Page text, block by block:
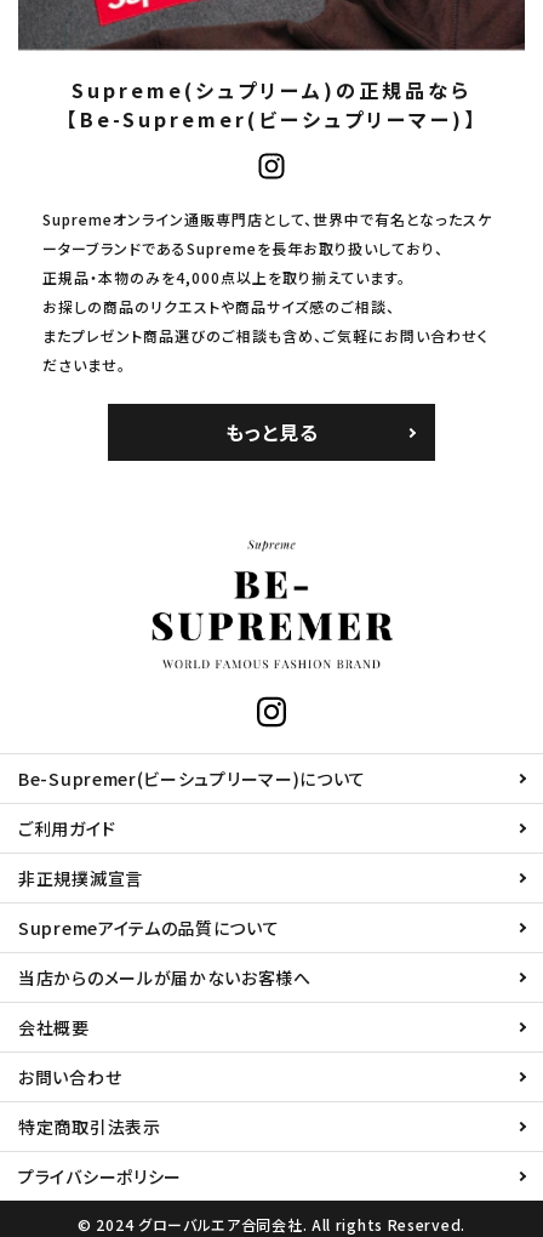
Supreme(シュプリーム)の正規品なら
【Be-Supremer(ビーシュプリーマー)】
Supremeオンライン通販専門店として、世界中で有名となったスケ
ーターブランドであるSupremeを長年お取り扱いしており、
正規品・本物のみを4,000点以上を取り揃えています。
お探しの商品のリクエストや商品サイズ感のご相談、
またプレゼント商品選びのご相談も含め、ご気軽にお問い合わせく
ださいませ。
もっと見る
Be-Supremer(ビーシュプリーマー)について
ご利用ガイド
非正規撲滅宣言
Supremeアイテムの品質について
当店からのメールが届かないお客様へ
会社概要
お問い合わせ
特定商取引法表示
プライバシーポリシー
© 2024 グローバルエア合同会社. All rights Reserved.